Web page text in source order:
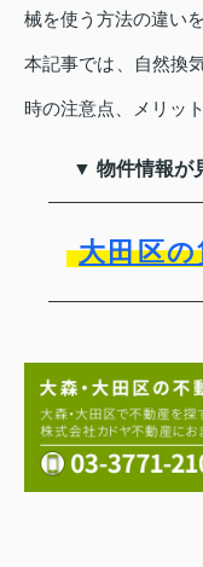
械を使う方法の違い
本記事では、自然換
時の注意点、メリッ
▼ 物件情報が
大田区